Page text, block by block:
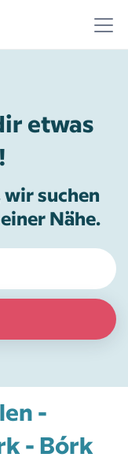
etwas
suchen
Nähe.
-
- Bórk